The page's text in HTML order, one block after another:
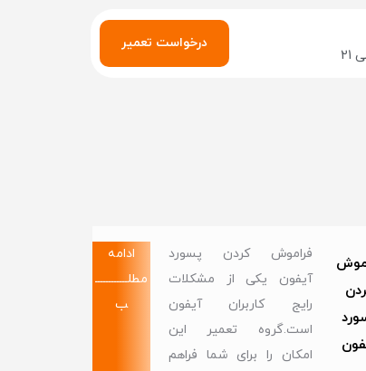
درخواست تعمیر
فراموش کردن پسورد
آیفون یکی از مشکلات
رایج کاربران آیفون
است.گروه تعمیر این
امکان را برای شما فراهم
ادامه
مطلــــــــــــ
ب